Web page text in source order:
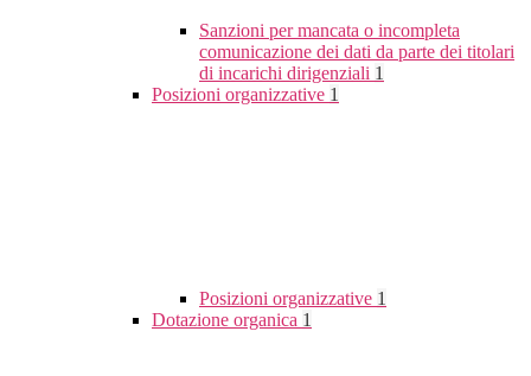
Sanzioni per mancata o incompleta
comunicazione dei dati da parte dei titolari
di incarichi dirigenziali 1
Posizioni organizzative 1
Posizioni organizzative 1
Dotazione organica 1